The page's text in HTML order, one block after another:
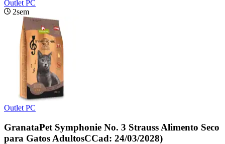
Outlet PC
2sem
Outlet PC
GranataPet Symphonie No. 3 Strauss Alimento Seco
para Gatos AdultosCCad: 24/03/2028)